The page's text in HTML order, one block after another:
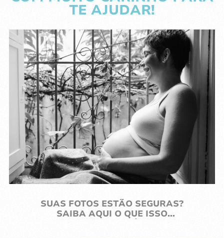
SUAS FOTOS ESTÃO SEGURAS?
SAIBA AQUI O QUE ISSO
SIGNIFICA NA PRÁTICA. ;)